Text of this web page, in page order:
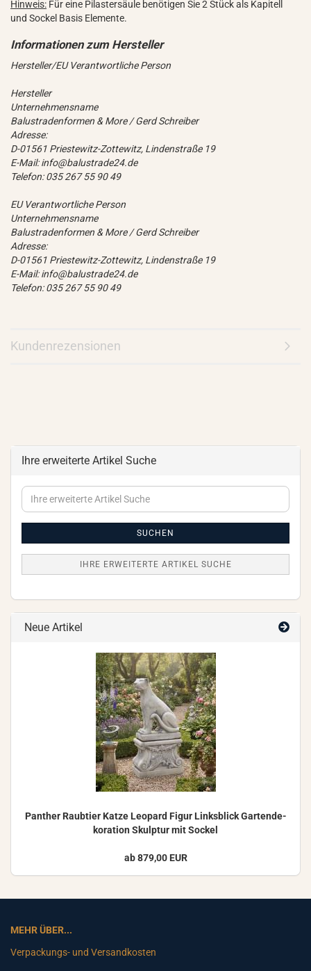
Hinweis: Für eine Pilastersäule benötigen Sie 2 Stück als Kapitell
und Sockel Basis Elemente.
Hersteller/EU Verantwortliche Person
Hersteller
Unternehmensname
Balustradenformen & More / Gerd Schreiber
Adresse:
D-01561 Priestewitz-Zottewitz, Lindenstraße 19
E-Mail: info@balustrade24.de
Telefon: 035 267 55 90 49
EU Verantwortliche Person
Unternehmensname
Balustradenformen & More / Gerd Schreiber
Adresse:
D-01561 Priestewitz-Zottewitz, Lindenstraße 19
E-Mail: info@balustrade24.de
Telefon: 035 267 55 90 49
Kundenrezensionen
Ihre erweiterte Artikel Suche
Ihre
erweiterte
SUCHEN
IHRE ERWEITERTE ARTIKEL SUCHE
Neue Artikel
Pan­ther Raub­tier Katze Leo­pard Figur Links­blick Gar­ten­de­
ko­ra­ti­on Skulp­tur mit So­ckel
ab 879,00 EUR
MEHR ÜBER...
Verpackungs- und Versandkosten